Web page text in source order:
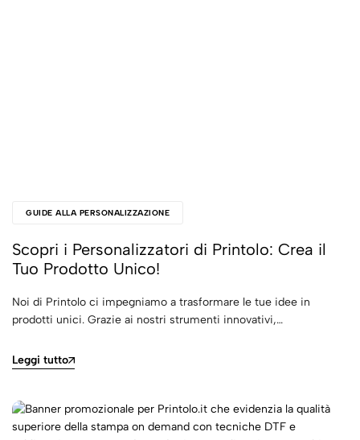
GUIDE ALLA PERSONALIZZAZIONE
Scopri i Personalizzatori di Printolo: Crea il
Tuo Prodotto Unico!
Noi di Printolo ci impegniamo a trasformare le tue idee in
prodotti unici. Grazie ai nostri strumenti innovativi,…
Leggi tutto